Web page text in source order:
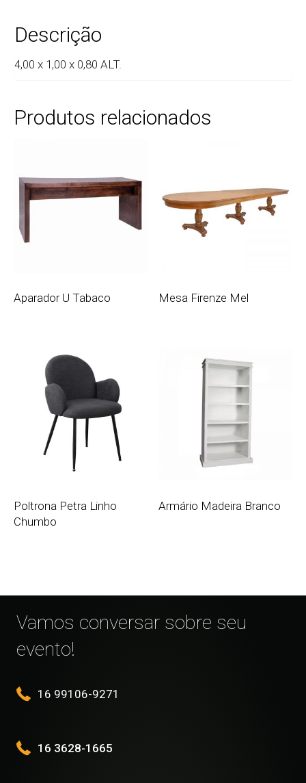
Descrição
4,00 x 1,00 x 0,80 ALT.
Produtos relacionados
Aparador U Tabaco Mesa Firenze Mel
Poltrona Petra Linho
Chumbo
Armário Madeira Branco
Vamos conversar sobre seu
evento!
16 99106-9271
16 3628-1665